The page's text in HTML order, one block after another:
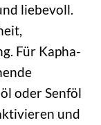
liebevoll.
Für Kapha-
oder Senföl
und